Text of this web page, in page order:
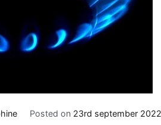
Posted on 23rd september 2022